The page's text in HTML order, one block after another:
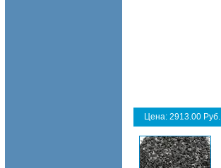
Цена: 2913.00 Руб.